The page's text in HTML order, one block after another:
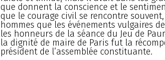
que donnent la conscience et le
que le courage civil se rencontre
hommes que les événements vulgaires
les honneurs de la séance du Jeu de
la dignité de maire de Paris fut la
président de l’assemblée constituante.